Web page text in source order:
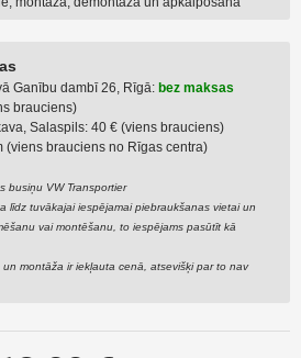
Ganību dambī 26, Rīgā: bez maksas
brauciens)
Salaspils: 40 € (viens brauciens)
(viens brauciens no Rīgas centra)
busiņu VW Transportier
līdz tuvākajai iespējamai piebraukšanas vietai un
vai montēšanu, to iespējams pasūtīt kā
montāža ir iekļauta cenā, atsevišķi par to nav